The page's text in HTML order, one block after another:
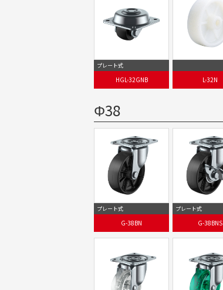
プレート式
HGL-32GNB L-32N
Φ38
プレート式
G-38BN
プレート式
G-38BNS